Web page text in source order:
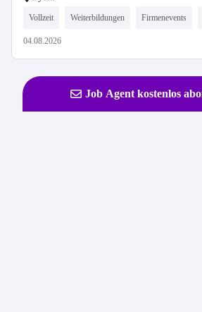
Vollzeit Weiterbildungen Firmenevents
04.08.2026
Job Agent kostenlos